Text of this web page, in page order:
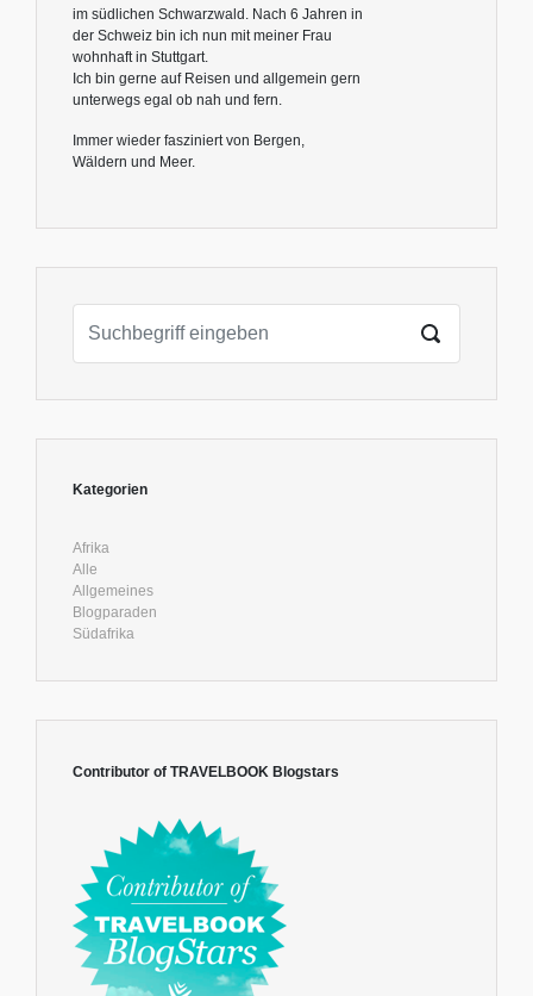
im südlichen Schwarzwald. Nach 6 Jahren in
der Schweiz bin ich nun mit meiner Frau
wohnhaft in Stuttgart.
Ich bin gerne auf Reisen und allgemein gern
unterwegs egal ob nah und fern.
Immer wieder fasziniert von Bergen,
Wäldern und Meer.
Kategorien
Afrika
Alle
Allgemeines
Blogparaden
Südafrika
Contributor of TRAVELBOOK Blogstars